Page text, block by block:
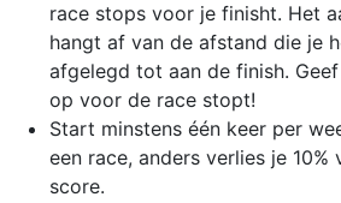
race stops voor je finisht. Het
hangt af van de afstand die je
afgelegd tot aan de finish.
op voor de race stopt!
Start minstens één keer per
een race, anders verlies je 10%
score.